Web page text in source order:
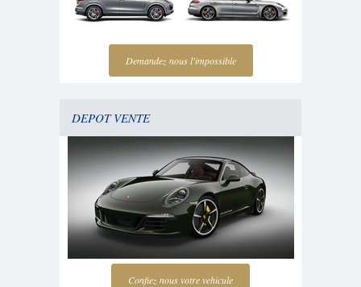
Demandez nous l'impossible
DEPOT VENTE
Confiez nous votre vehicule